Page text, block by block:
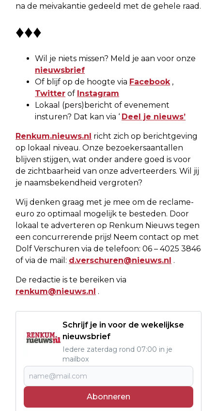
na de meivakantie gedeeld met de gehele raad.
♦♦♦
Wil je niets missen? Meld je aan voor onze
nieuwsbrief
Of blijf op de hoogte via Facebook ,
Twitter of Instagram
Lokaal (pers)bericht of evenement
insturen? Dat kan via ‘ Deel je nieuws’
Renkum.nieuws.nl richt zich op berichtgeving
op lokaal niveau. Onze bezoekersaantallen
blijven stijgen, wat onder andere goed is voor
de zichtbaarheid van onze adverteerders. Wil jij
je naamsbekendheid vergroten?
Wij denken graag met je mee om de reclame-
euro zo optimaal mogelijk te besteden. Door
lokaal te adverteren op Renkum Nieuws tegen
een concurrerende prijs! Neem contact op met
Dolf Verschuren via de telefoon: 06 – 4025 3846
of via de mail: d.verschuren@nieuws.nl .
De redactie is te bereiken via
renkum@nieuws.nl .
Schrijf je in voor de wekelijkse
nieuwsbrief
Iedere zaterdag rond 07:00 in je
mailbox
Abonneren